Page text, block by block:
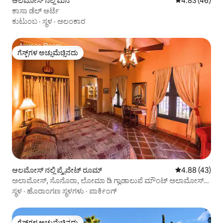
ಕಾಸಾ ಡೆಲ್ ಆರ್ಟೆ
ಕುಟುಂಬ · ಸ್ಥಳ · ಅಲಂಕಾರ
ಗೆಸ್ಟ್‌ಗಳ ಅಚ್ಚುಮೆಚ್ಚಿನದು
ಗೆಸ್ಟ್‌ಗಳ ಅಚ್ಚುಮೆಚ್ಚಿನದು
ಆಲಮೋಸ್ ನಲ್ಲಿ ಪ್ರೈವೇಟ್ ರೂಮ್ 5 ರಲ್ಲಿ 4.88
4.88 (43)
ಅಲಾಮೋಸ್, ಸೊನೊರಾ, ಲೋಮಾ ಡಿ ಗ್ವಾಡಾಲುಪೆ ಮೌಂಟ್ ಅಲಾಮೋಸ್
ರೂಮ್
ಸ್ಥಳ · ಹೊರಾಂಗಣ ಸ್ಥಳಗಳು · ಪಾರ್ಕಿಂಗ್